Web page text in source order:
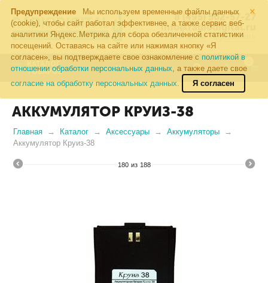
×
Предупреждение
Мы используем временные файлы данных
(cookie), чтобы сайт работал эффективнее, а также сервис веб-
аналитики Яндекс.Метрика для сбора обезличенной статистики
посещений. Оставаясь на сайте или нажимая кнопку «Я
согласен», вы подтверждаете свое ознакомление с политикой в
отношении обработки персональных данных, а также даете свое
согласие на обработку персональных данных.
Я согласен
8 (495) 502-57-27
info@radiodigital.ru
Контакты Перезвонить
КАТАЛОГ
ТОВАРОВ
АККУМУЛЯТОР КРУИЗ-38
Главная Каталог Аксессуары
Аккумуляторы
Аккумулятор Круиз-38
180 из 188